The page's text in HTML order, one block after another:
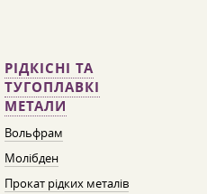
РІДКІСНІ ТА
ТУГОПЛАВКІ
МЕТАЛИ
Вольфрам
Молібден
Прокат рідких металів